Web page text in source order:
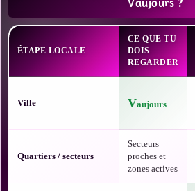
Vaujours ?
ÉTAPE LOCALE
CE QUE TU
DOIS
REGARDER
Ville Vaujours
Quartiers / secteurs
Secteurs
proches et
zones actives